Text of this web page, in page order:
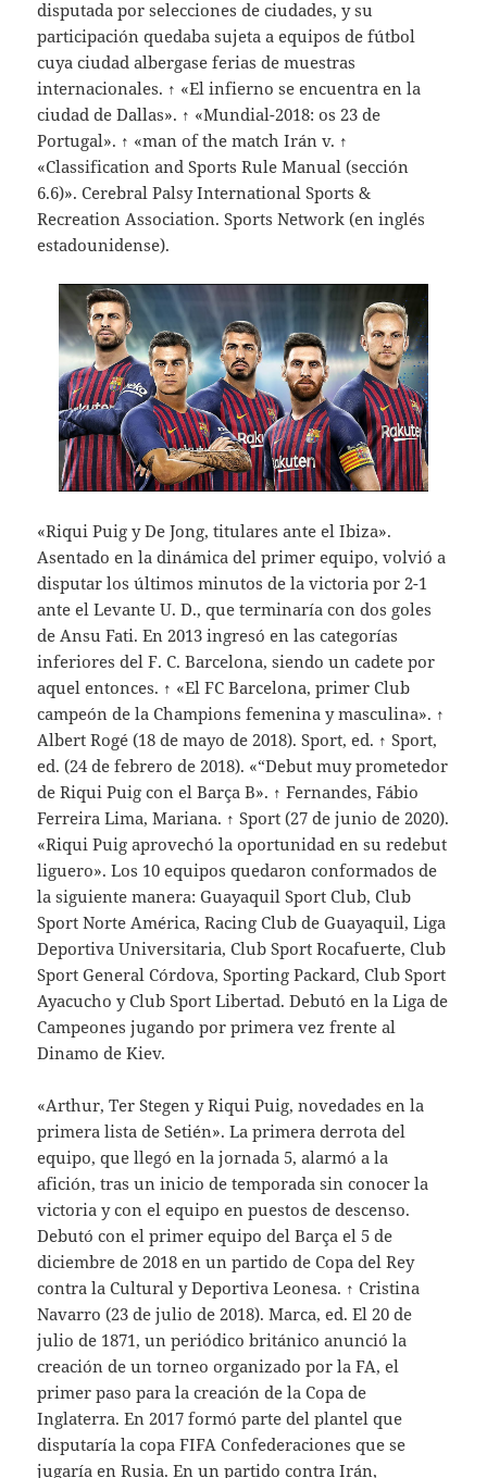
disputada por selecciones de ciudades, y su
participación quedaba sujeta a equipos de fútbol
cuya ciudad albergase ferias de muestras
internacionales. ↑ «El infierno se encuentra en la
ciudad de Dallas». ↑ «Mundial-2018: os 23 de
Portugal». ↑ «man of the match Irán v. ↑
«Classification and Sports Rule Manual (sección
6.6)». Cerebral Palsy International Sports &
Recreation Association. Sports Network (en inglés
estadounidense).
«Riqui Puig y De Jong, titulares ante el Ibiza».
Asentado en la dinámica del primer equipo, volvió a
disputar los últimos minutos de la victoria por 2-1
ante el Levante U. D., que terminaría con dos goles
de Ansu Fati. En 2013 ingresó en las categorías
inferiores del F. C. Barcelona, siendo un cadete por
aquel entonces. ↑ «El FC Barcelona, primer Club
campeón de la Champions femenina y masculina». ↑
Albert Rogé (18 de mayo de 2018). Sport, ed. ↑ Sport,
ed. (24 de febrero de 2018). «“Debut muy prometedor
de Riqui Puig con el Barça B». ↑ Fernandes, Fábio
Ferreira Lima, Mariana. ↑ Sport (27 de junio de 2020).
«Riqui Puig aprovechó la oportunidad en su redebut
liguero». Los 10 equipos quedaron conformados de
la siguiente manera: Guayaquil Sport Club, Club
Sport Norte América, Racing Club de Guayaquil, Liga
Deportiva Universitaria, Club Sport Rocafuerte, Club
Sport General Córdova, Sporting Packard, Club Sport
Ayacucho y Club Sport Libertad. Debutó en la Liga de
Campeones jugando por primera vez frente al
Dinamo de Kiev.
«Arthur, Ter Stegen y Riqui Puig, novedades en la
primera lista de Setién». La primera derrota del
equipo, que llegó en la jornada 5, alarmó a la
afición, tras un inicio de temporada sin conocer la
victoria y con el equipo en puestos de descenso.
Debutó con el primer equipo del Barça el 5 de
diciembre de 2018 en un partido de Copa del Rey
contra la Cultural y Deportiva Leonesa. ↑ Cristina
Navarro (23 de julio de 2018). Marca, ed. El 20 de
julio de 1871, un periódico británico anunció la
creación de un torneo organizado por la FA, el
primer paso para la creación de la Copa de
Inglaterra. En 2017 formó parte del plantel que
disputaría la copa FIFA Confederaciones que se
jugaría en Rusia. En un partido contra Irán,